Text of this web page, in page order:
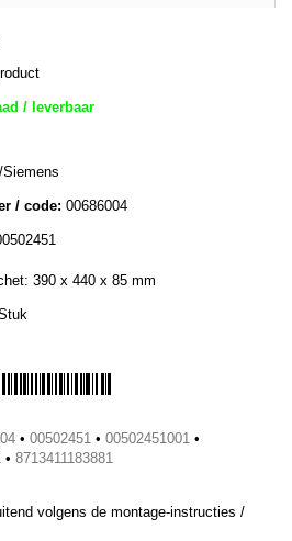
/ leverbaar
Siemens
/ code: 00686004
390 x 440 x 85 mm
• 00502451 • 00502451001 •
• 8713411183881
volgens de montage-instructies /